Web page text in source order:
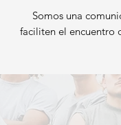
Somos una
faciliten el encuentro